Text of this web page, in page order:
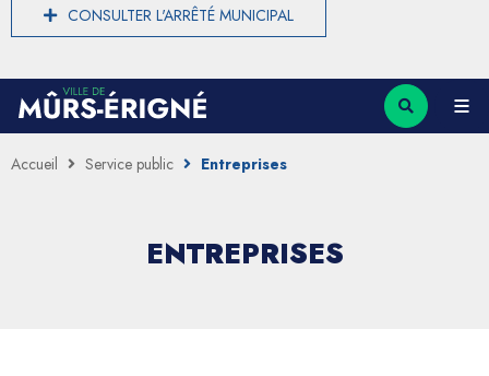
CONSULTER L'ARRÊTÉ MUNICIPAL
Accueil Service public Entreprises
ENTREPRISES